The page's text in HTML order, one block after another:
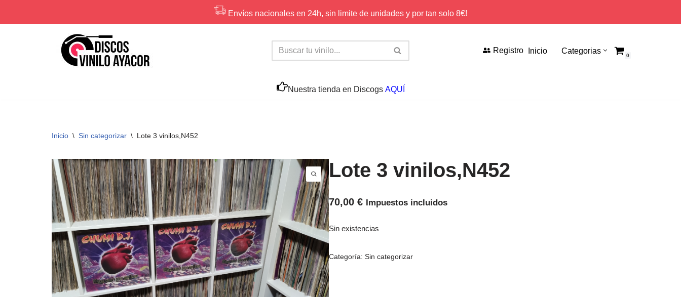
Envíos nacionales en 24h, sin limite de unidades y por tan solo 8€!
Registro Inicio Categorias
0
Nuestra tienda en Discogs AQUÍ
Inicio \ Sin categorizar \ Lote 3 vinilos,N452
Lote 3 vinilos,N452
70,00€ Impuestos incluidos
Sin existencias
Categoría:Sin categorizar